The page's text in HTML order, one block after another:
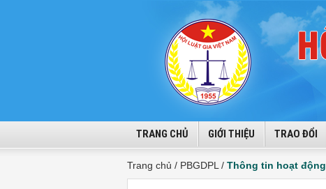
TRANG CHỦ GIỚI THIỆU TRAO ĐỔI
Trang chủ / PBGDPL / Thông tin hoạt động